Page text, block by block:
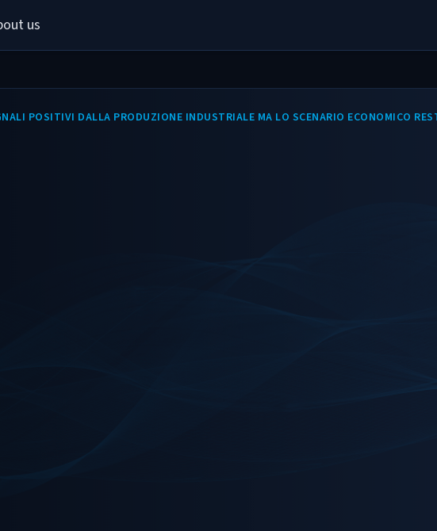
us
POSITIVI DALLA PRODUZIONE INDUSTRIALE MA LO SCENARIO ECONOMICO